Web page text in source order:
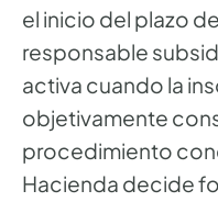
el inicio del plazo
responsable
activa cuando la
objetivamente
procedimiento
Hacienda decide